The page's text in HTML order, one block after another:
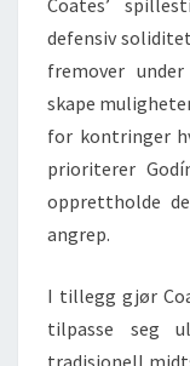
defensiv
fremover
skape
for kontringer
prioriterer
opprettholde
angrep.
I tillegg gjør
tilpasse seg
tradisjonell